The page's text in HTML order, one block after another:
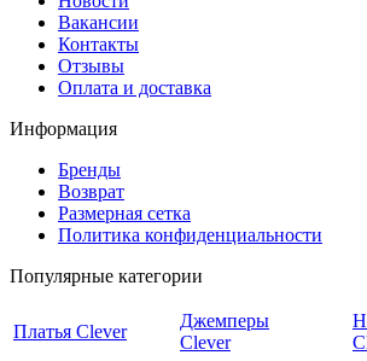
Вакансии
Контакты
Отзывы
Оплата и доставка
Информация
Бренды
Возврат
Размерная сетка
Политика конфиденциальности
Популярные категории
Платья Clever
Джемперы
Clever